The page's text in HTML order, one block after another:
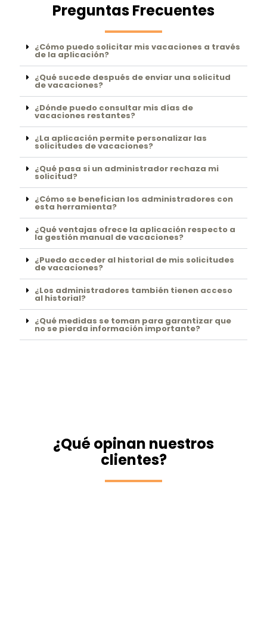
Preguntas Frecuentes
¿Cómo puedo solicitar mis vacaciones a través
de la aplicación?
¿Qué sucede después de enviar una solicitud
de vacaciones?
¿Dónde puedo consultar mis días de
vacaciones restantes?
¿La aplicación permite personalizar las
solicitudes de vacaciones?
¿Qué pasa si un administrador rechaza mi
solicitud?
¿Cómo se benefician los administradores con
esta herramienta?
¿Qué ventajas ofrece la aplicación respecto a
la gestión manual de vacaciones?
¿Puedo acceder al historial de mis solicitudes
de vacaciones?
¿Los administradores también tienen acceso
al historial?
¿Qué medidas se toman para garantizar que
no se pierda información importante?
¿Qué opinan nuestros
clientes?